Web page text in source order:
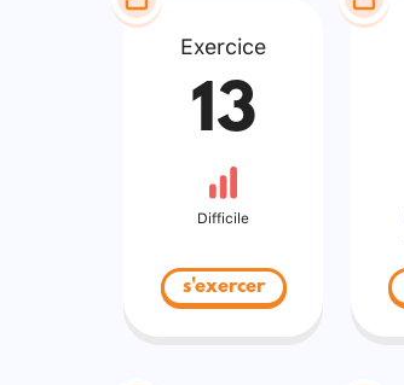
Exercice
13
Difficile
s'exercer